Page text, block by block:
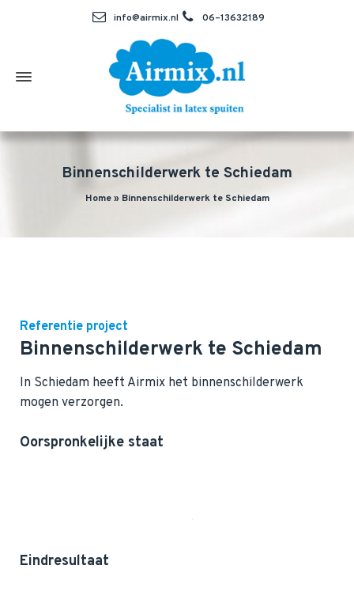
info@airmix.nl 06–13632189
Binnenschilderwerk te Schiedam
Home» Binnenschilderwerk te Schiedam
Referentie project
Binnenschilderwerk te Schiedam
In Schiedam heeft Airmix het binnenschilderwerk
mogen verzorgen.
Oorspronkelijke staat
Eindresultaat